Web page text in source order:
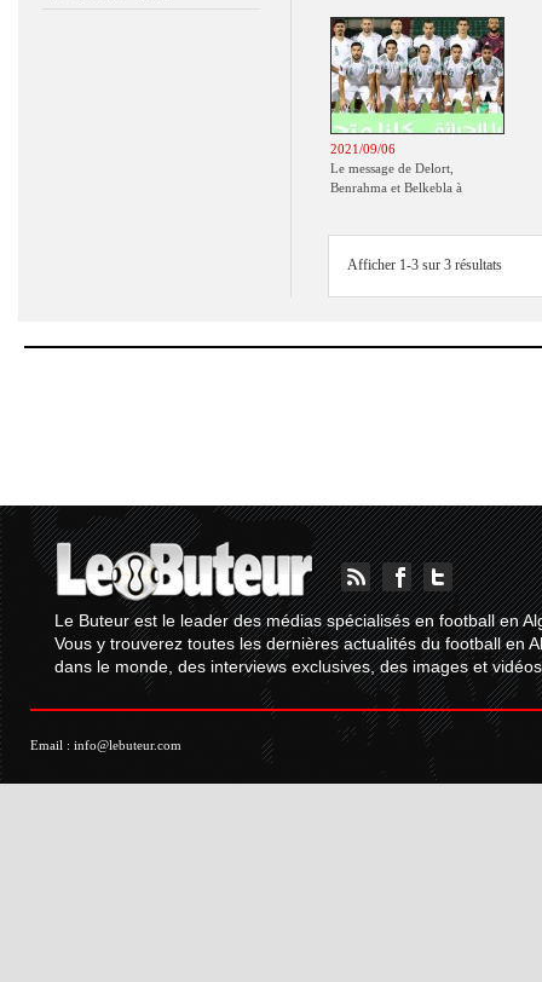
2021/09/06
Le message de Delort,
Benrahma et Belkebla à
Afficher 1-3 sur 3 résultats
Le Buteur est le leader des médias spécialisés en football en
Vous y trouverez toutes les dernières actualités du football en
dans le monde, des interviews exclusives, des images et
Email : info@lebuteur.com